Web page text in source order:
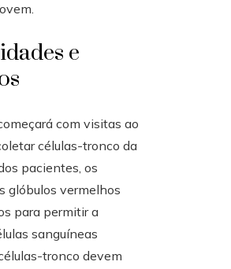
e
com visitas ao
células-tronco da
pacientes, os
glóbulos vermelhos
para permitir a
sanguíneas
tronco devem